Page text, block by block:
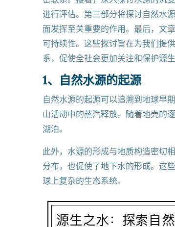
进行评估。第三部分将探讨自然水
面发挥至关重要的作用。最后，文
可持续性。这些探讨旨在为我们提
系，促使全社会更加关注和保护源生
1、自然水源的起源
自然水源的起源可以追溯到地球早
山活动中的蒸汽释放。随着地壳的
湖泊。
此外，水源的形成与地质构造密切
分布，也促使了地下水的形成。这
球上复杂的生态系统。